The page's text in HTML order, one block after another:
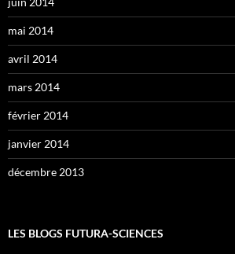
mai 2014
avril 2014
mars 2014
février 2014
janvier 2014
décembre 2013
LES BLOGS FUTURA-SCIENCES